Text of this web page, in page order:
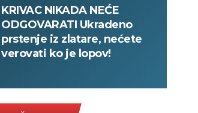
KRIVAC NIKADA NEĆE
ODGOVARATI Ukradeno
prstenje iz zlatare, nećete
verovati ko je lopov!